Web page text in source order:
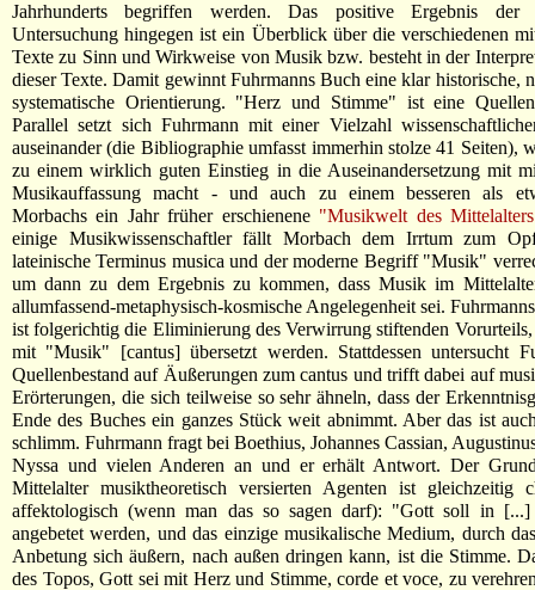
Jahrhunderts begriffen werden. Das positive Ergebnis der
Untersuchung hingegen ist ein Überblick über die verschiedenen
Texte zu Sinn und Wirkweise von Musik bzw. besteht in der
dieser Texte. Damit gewinnt Fuhrmanns Buch eine klar historische,
systematische Orientierung. "Herz und Stimme" ist eine
Parallel setzt sich Fuhrmann mit einer Vielzahl
auseinander (die Bibliographie umfasst immerhin stolze 41 Seiten),
zu einem wirklich guten Einstieg in die Auseinandersetzung mit
Musikauffassung macht - und auch zu einem besseren als
Morbachs ein Jahr früher erschienene "Musikwelt des
einige Musikwissenschaftler fällt Morbach dem Irrtum zum
lateinische Terminus musica und der moderne Begriff "Musik"
um dann zu dem Ergebnis zu kommen, dass Musik im
allumfassend-metaphysisch-kosmische Angelegenheit sei.
ist folgerichtig die Eliminierung des Verwirrung stiftenden
mit "Musik" [cantus] übersetzt werden. Stattdessen untersucht
Quellenbestand auf Äußerungen zum cantus und trifft dabei auf
Erörterungen, die sich teilweise so sehr ähneln, dass der
Ende des Buches ein ganzes Stück weit abnimmt. Aber das ist
schlimm. Fuhrmann fragt bei Boethius, Johannes Cassian,
Nyssa und vielen Anderen an und er erhält Antwort. Der
Mittelalter musiktheoretisch versierten Agenten ist gleichzeitig
affektologisch (wenn man das so sagen darf): "Gott soll in [...]
angebetet werden, und das einzige musikalische Medium, durch
Anbetung sich äußern, nach außen dringen kann, ist die Stimme.
des Topos, Gott sei mit Herz und Stimme, corde et voce, zu